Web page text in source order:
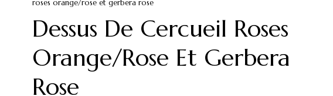
roses orange/rose et gerbera rose
Dessus De Cercueil Roses
Orange/rose Et Gerbera
Rose